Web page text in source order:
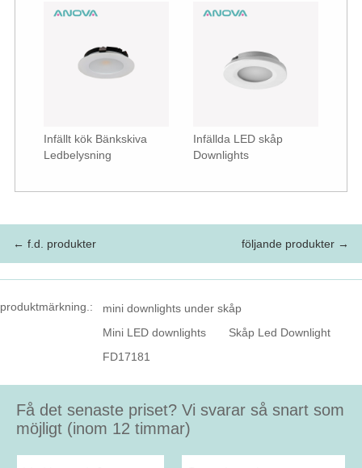
Infällt kök Bänkskiva
Ledbelysning
Infällda LED skåp
Downlights
← f.d. produkter följande produkter →
produktmärkning.:
mini downlights under skåp
Mini LED downlights
Skåp Led Downlight
FD17181
Få det senaste priset? Vi svarar så snart som
möjligt (inom 12 timmar)